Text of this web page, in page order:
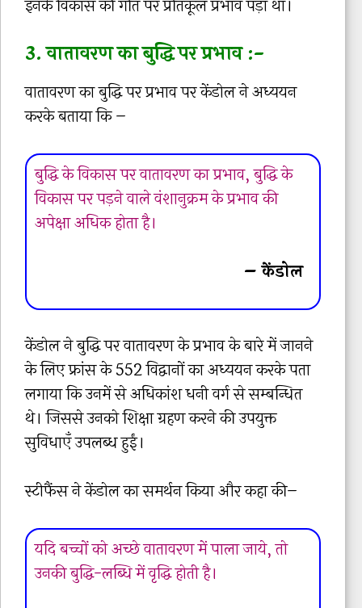
इनके विकास की गति पर प्रतिकूल प्रभाव पड़ा था।
3. वातावरण का बुद्धि पर प्रभाव :-
वातावरण का बुद्धि पर प्रभाव पर केंडोल ने अध्ययन
करके बताया कि –
बुद्धि के विकास पर वातावरण का प्रभाव, बुद्धि के
विकास पर पड़ने वाले वंशानुक्रम के प्रभाव की
अपेक्षा अधिक होता है।
– केंडोल
केंडोल ने बुद्धि पर वातावरण के प्रभाव के बारे में जानने
के लिए फ्रांस के 552 विद्वानों का अध्ययन करके पता
लगाया कि उनमें से अधिकांश धनी वर्ग से सम्बन्धित
थे। जिससे उनको शिक्षा ग्रहण करने की उपयुक्त
सुविधाएँ उपलब्ध हुईं।
स्टीफैंस ने केंडोल का समर्थन किया और कहा की–
यदि बच्चों को अच्छे वातावरण में पाला जाये, तो
उनकी बुद्धि-लब्धि में वृद्धि होती है।